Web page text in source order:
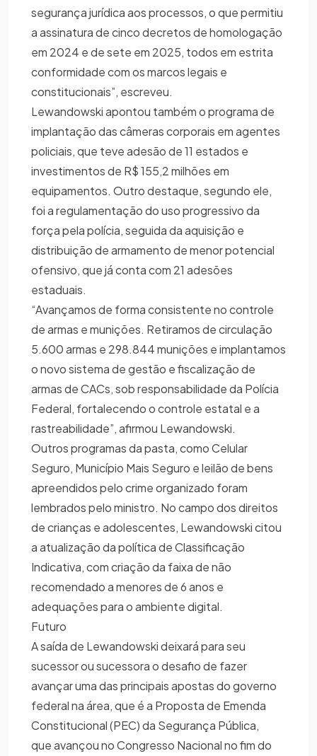
segurança jurídica aos processos, o que permitiu
a assinatura de cinco decretos de homologação
em 2024 e de sete em 2025, todos em estrita
conformidade com os marcos legais e
constitucionais”, escreveu.
Lewandowski apontou também o programa de
implantação das câmeras corporais em agentes
policiais, que teve adesão de 11 estados e
investimentos de R$ 155,2 milhões em
equipamentos. Outro destaque, segundo ele,
foi a regulamentação do uso progressivo da
força pela polícia, seguida da aquisição e
distribuição de armamento de menor potencial
ofensivo, que já conta com 21 adesões
estaduais.
“Avançamos de forma consistente no controle
de armas e munições. Retiramos de circulação
5.600 armas e 298.844 munições e implantamos
o novo sistema de gestão e fiscalização de
armas de CACs, sob responsabilidade da Polícia
Federal, fortalecendo o controle estatal e a
rastreabilidade”, afirmou Lewandowski.
Outros programas da pasta, como Celular
Seguro, Município Mais Seguro e leilão de bens
apreendidos pelo crime organizado foram
lembrados pelo ministro. No campo dos direitos
de crianças e adolescentes, Lewandowski citou
a atualização da política de Classificação
Indicativa, com criação da faixa de não
recomendado a menores de 6 anos e
adequações para o ambiente digital.
Futuro
A saída de Lewandowski deixará para seu
sucessor ou sucessora o desafio de fazer
avançar uma das principais apostas do governo
federal na área, que é a Proposta de Emenda
Constitucional (PEC) da Segurança Pública,
que avançou no Congresso Nacional no fim do